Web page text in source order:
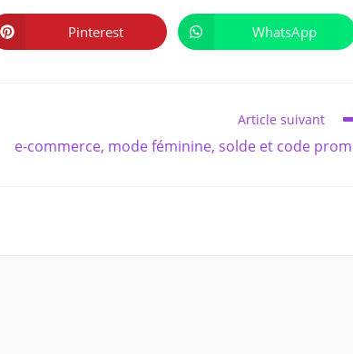
Ouvrir
dans
Pinterest Ouvrir
dans
WhatsApp
Article suivant
e-commerce, mode féminine, solde et code